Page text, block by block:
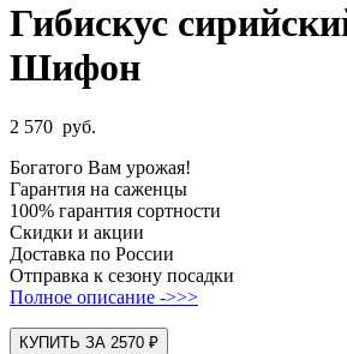
Гибискус
Шифон
2 570 руб.
Богатого Вам урожая!
Гарантия на саженцы
100% гарантия сортности
Скидки и акции
Доставка по России
Отправка к сезону посадки
Полное описание ->>>
КУПИТЬ ЗА 2570 ₽